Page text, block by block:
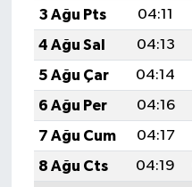
3 Ağu Pts
04:11
4 Ağu Sal
04:13
5 Ağu Çar
04:14
6 Ağu Per
04:16
7 Ağu Cum
04:17
8 Ağu Cts
04:19